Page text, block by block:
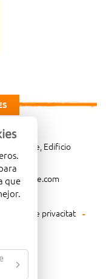
Alicante, Edificio
3ª
Política de privacitat
que